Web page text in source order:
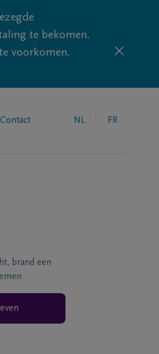
te bekomen.
voorkomen.
Contact NL FR
brand een